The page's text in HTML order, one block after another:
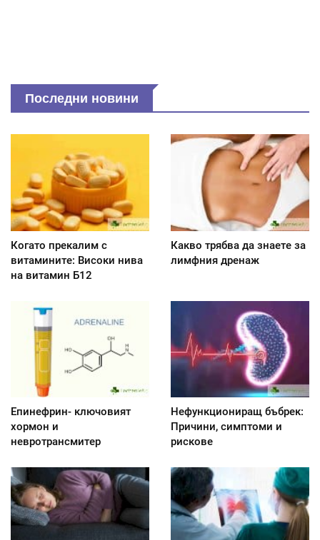
Последни новини
Когато прекалим с
витамините: Високи нива
на витамин Б12
Какво трябва да знаете за
лимфния дренаж
Епинефрин- ключовият
хормон и
невротрансмитер
Нефункциониращ бъбрек:
Причини, симптоми и
рискове